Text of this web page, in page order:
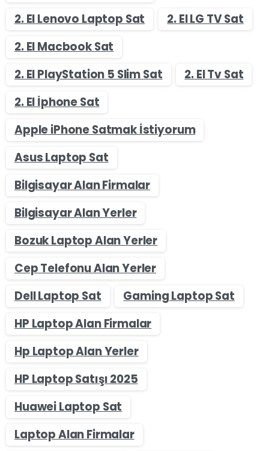
2. El Lenovo Laptop Sat
2. El LG TV Sat
2. El Macbook Sat
2. El PlayStation 5 Slim Sat
2. El Tv Sat
2. El İphone Sat
Apple iPhone Satmak İstiyorum
Asus Laptop Sat
Bilgisayar Alan Firmalar
Bilgisayar Alan Yerler
Bozuk Laptop Alan Yerler
Cep Telefonu Alan Yerler
Dell Laptop Sat
Gaming Laptop Sat
HP Laptop Alan Firmalar
Hp Laptop Alan Yerler
HP Laptop Satışı 2025
Huawei Laptop Sat
Laptop Alan Firmalar